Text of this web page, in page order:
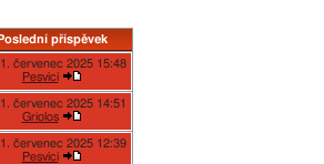
Poslední příspěvek
červenec 2025 15:48
Pesvici
červenec 2025 14:51
Griolos
červenec 2025 12:39
Pesvici